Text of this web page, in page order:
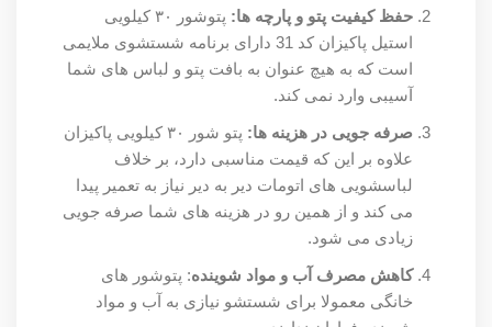
حفظ کیفیت پتو و پارچه ها:
پتوشور ۳۰ کیلویی
استیل پاکیزان کد 31 دارای برنامه شستشوی ملایمی
است که به هیچ عنوان به بافت پتو و لباس های شما
آسیبی وارد نمی کند.
صرفه جویی در هزینه ها:
پتو شور ۳۰ کیلویی پاکیزان
علاوه بر این که قیمت مناسبی دارد، بر خلاف
لباسشویی های اتومات دیر به دیر نیاز به تعمیر پیدا
می کند و از همین رو در هزینه های شما صرفه جویی
زیادی می شود.
کاهش مصرف آب و مواد شوینده: پتوشور های
خانگی معمولا برای شستشو نیازی به آب و مواد